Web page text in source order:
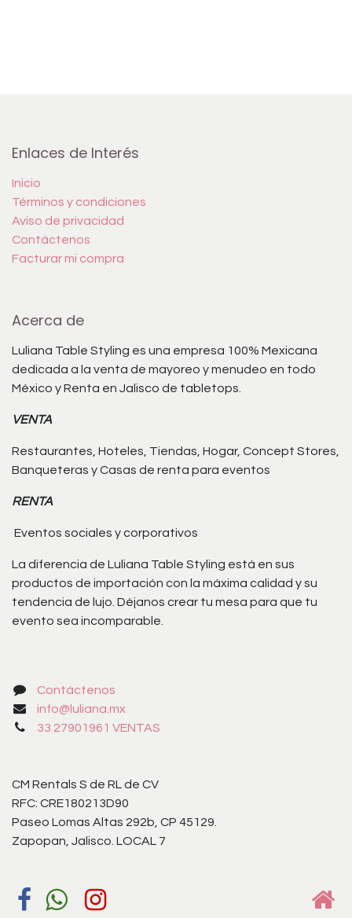
Enlaces de Interés
Inicio
Términos y condiciones
Aviso de privacidad
Contáctenos
Facturar mi compra
Acerca de
Luliana Table Styling es una empresa 100% Mexicana
dedicada a la venta de mayoreo y menudeo en todo
México y Renta en Jalisco de tabletops.
VENTA
Restaurantes, Hoteles, Tiendas, Hogar, Concept Stores,
Banqueteras y Casas de renta para eventos
RENTA
Eventos sociales y corporativos
La diferencia de Luliana Table Styling está en sus
productos de importación con la máxima calidad y su
tendencia de lujo. Déjanos crear tu mesa para que tu
evento sea incomparable.
Contáctenos
info@luliana.mx
33 27901961 VENTAS
CM Rentals S de RL de CV
RFC: CRE180213D90
Paseo Lomas Altas 292b, CP 45129.
Zapopan, Jalisco. LOCAL 7